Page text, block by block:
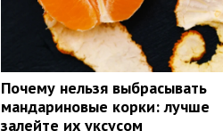
Почему нельзя выбрасывать
мандариновые корки: лучше
залейте их уксусом